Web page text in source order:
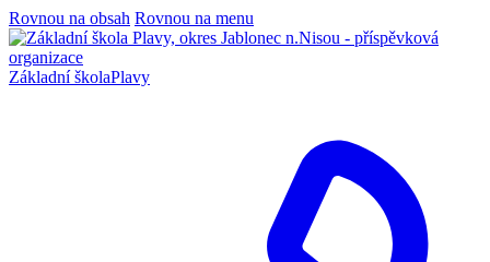
Rovnou na obsah Rovnou na menu
Základní školaPlavy